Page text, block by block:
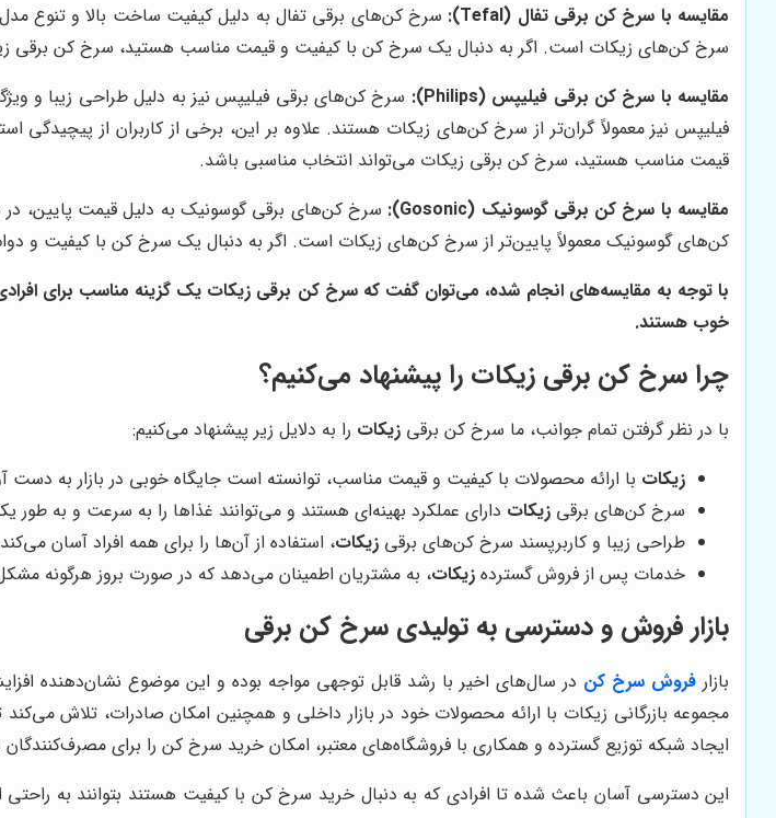
مقایسه با سرخ کن برقی تفال (Tefal):
سرخ کن‌های برقی تفال به دلیل کیفیت ساخت بالا و تنوع
سرخ کن‌های زیکات است. اگر به دنبال یک سرخ کن با کیفیت و قیمت مناسب هستید، سرخ کن برقی
مقایسه با سرخ کن برقی فیلیپس (Philips):
سرخ کن‌های برقی فیلیپس نیز به دلیل طراحی زیبا و
فیلیپس نیز معمولاً گران‌تر از سرخ کن‌های زیکات هستند. علاوه بر این، برخی از کاربران از
قیمت مناسب هستید، سرخ کن برقی زیکات می‌تواند انتخاب مناسبی باشد.
مقایسه با سرخ کن برقی گوسونیک (Gosonic):
سرخ کن‌های برقی گوسونیک به دلیل قیمت پایین،
کن‌های گوسونیک معمولاً پایین‌تر از سرخ کن‌های زیکات است. اگر به دنبال یک سرخ کن با کیفیت و
با توجه به مقایسه‌های انجام شده، می‌توان گفت که سرخ کن برقی زیکات یک گزینه مناسب برای
خوب هستند.
چرا سرخ کن برقی زیکات را پیشنهاد می‌کنیم؟
با در نظر گرفتن تمام جوانب، ما سرخ کن برقی زیکات را به دلایل زیر پیشنهاد می‌کنیم:
زیکات با ارائه محصولات با کیفیت و قیمت مناسب، توانسته است جایگاه خوبی در بازار به دست
سرخ کن‌های برقی زیکات دارای عملکرد بهینه‌ای هستند و می‌توانند غذاها را به سرعت و به طور
طراحی زیبا و کاربرپسند سرخ کن‌های برقی زیکات، استفاده از آن‌ها را برای همه افراد آسان
خدمات پس از فروش گسترده زیکات، به مشتریان اطمینان می‌دهد که در صورت بروز هرگونه
بازار فروش و دسترسی به تولیدی سرخ کن برقی
بازار فروش سرخ کن در سال‌های اخیر با رشد قابل توجهی مواجه بوده و این موضوع نشان‌دهنده
مجموعه بازرگانی زیکات با ارائه محصولات خود در بازار داخلی و همچنین امکان صادرات، تلاش
ایجاد شبکه توزیع گسترده و همکاری با فروشگاه‌های معتبر، امکان خرید سرخ کن را برای
این دسترسی آسان باعث شده تا افرادی که به دنبال خرید سرخ کن با کیفیت هستند بتوانند به